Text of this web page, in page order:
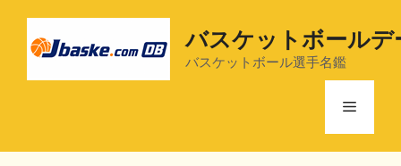
バスケットボールデ
バスケットボール選手名鑑
メ